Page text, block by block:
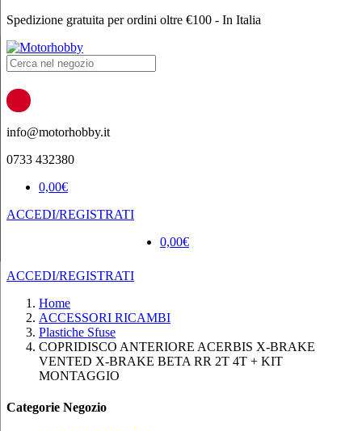
Spedizione gratuita per ordini oltre €100 - In Italia
Products
search
info@motorhobby.it
0733 432380
0,00€
ACCEDI/REGISTRATI
0,00€
ACCEDI/REGISTRATI
Home
ACCESSORI RICAMBI
Plastiche Sfuse
COPRIDISCO ANTERIORE ACERBIS X-BRAKE
VENTED X-BRAKE BETA RR 2T 4T + KIT
MONTAGGIO
Categorie Negozio